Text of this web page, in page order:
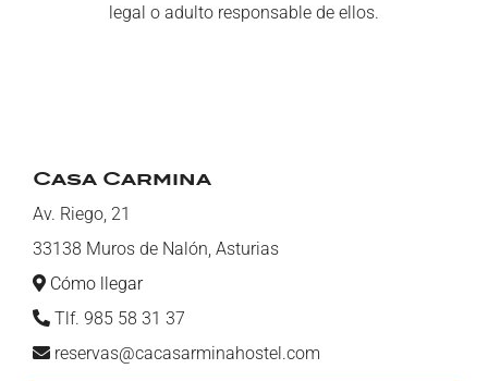
legal o adulto responsable de ellos.
Casa Carmina
Av. Riego, 21
33138 Muros de Nalón, Asturias
Cómo llegar
Tlf. 985 58 31 37
reservas@cacasarminahostel.com